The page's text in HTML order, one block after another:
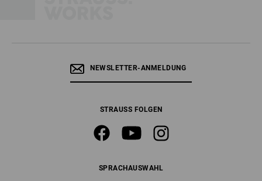
NEWSLETTER-ANMELDUNG
STRAUSS FOLGEN
SPRACHAUSWAHL